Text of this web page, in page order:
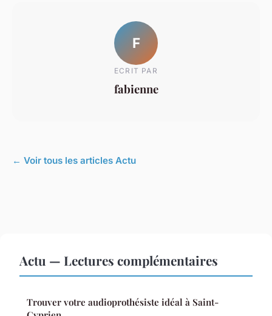
F
ECRIT PAR
fabienne
← Voir tous les articles Actu
Actu — Lectures complémentaires
Trouver votre audioprothésiste idéal à Saint-